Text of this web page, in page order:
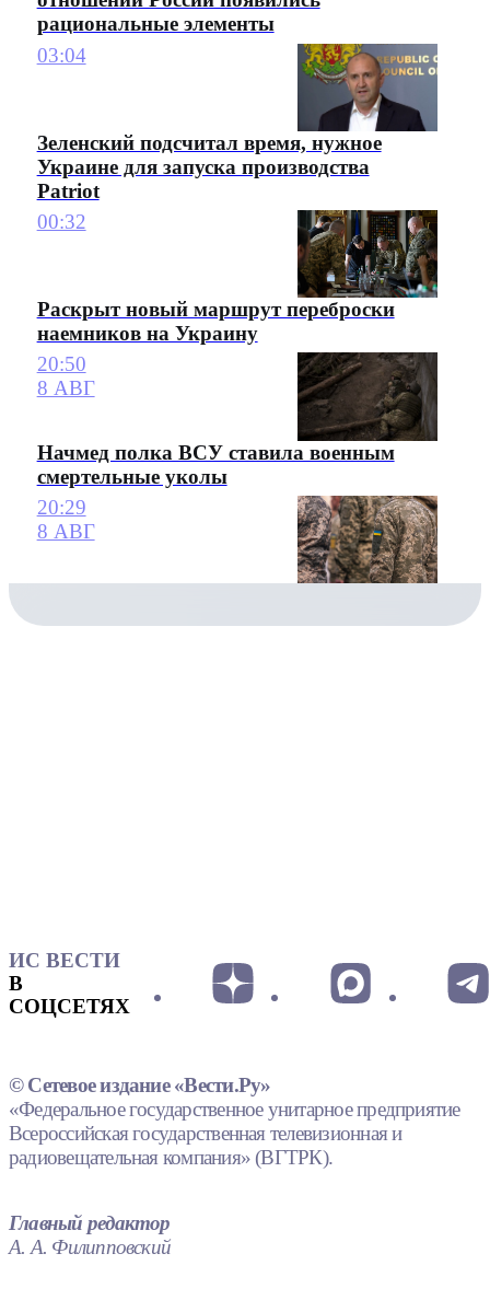
рациональные элементы
03:04
Зеленский подсчитал время, нужное
Украине для запуска производства
Patriot
00:32
Раскрыт новый маршрут переброски
наемников на Украину
20:50
8 АВГ
Начмед полка ВСУ ставила военным
смертельные уколы
20:29
8 АВГ
ИС ВЕСТИ
В
СОЦСЕТЯХ
© Сетевое издание «Вести.Ру»
«Федеральное государственное унитарное предприятие
Всероссийская государственная телевизионная и
радиовещательная компания» (ВГТРК).
Главный редактор
А. А. Филипповский